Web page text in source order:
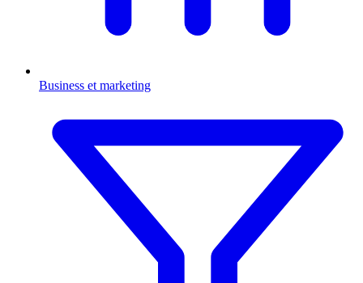
Business et marketing